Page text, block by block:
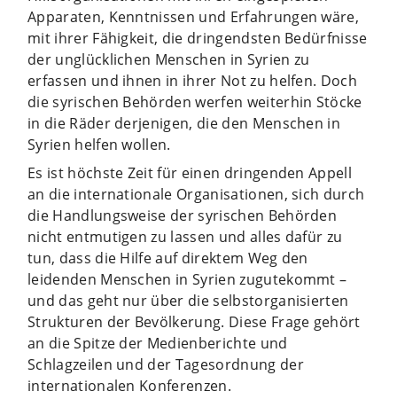
Apparaten, Kenntnissen und Erfahrungen wäre,
mit ihrer Fähigkeit, die dringendsten Bedürfnisse
der unglücklichen Menschen in Syrien zu
erfassen und ihnen in ihrer Not zu helfen. Doch
die syrischen Behörden werfen weiterhin Stöcke
in die Räder derjenigen, die den Menschen in
Syrien helfen wollen.
Es ist höchste Zeit für einen dringenden Appell
an die internationale Organisationen, sich durch
die Handlungsweise der syrischen Behörden
nicht entmutigen zu lassen und alles dafür zu
tun, dass die Hilfe auf direktem Weg den
leidenden Menschen in Syrien zugutekommt –
und das geht nur über die selbstorganisierten
Strukturen der Bevölkerung. Diese Frage gehört
an die Spitze der Medienberichte und
Schlagzeilen und der Tagesordnung der
internationalen Konferenzen.